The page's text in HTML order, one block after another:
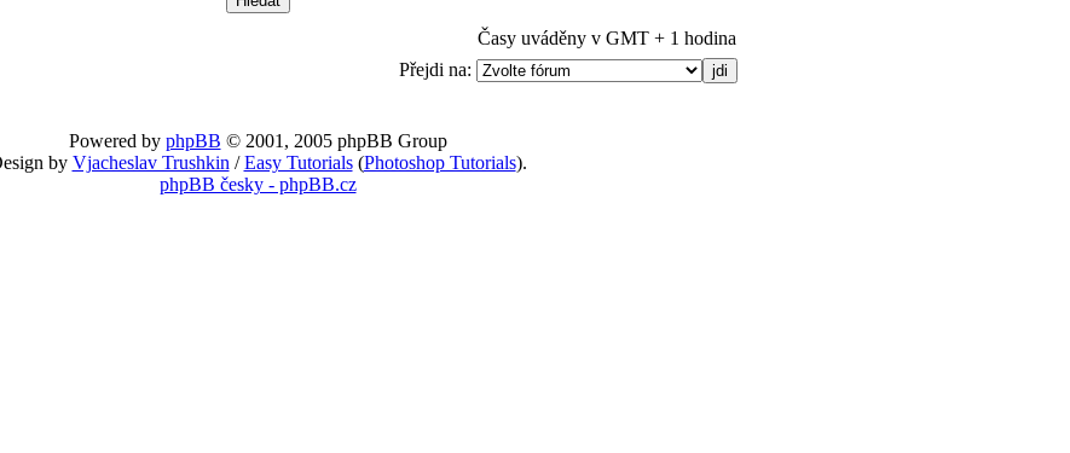
Časy uváděny v GMT + 1 hodina
Přejdi na:
Powered by phpBB © 2001, 2005 phpBB Group
by Vjacheslav Trushkin /Easy Tutorials(Photoshop Tutorials).
phpBB česky - phpBB.cz